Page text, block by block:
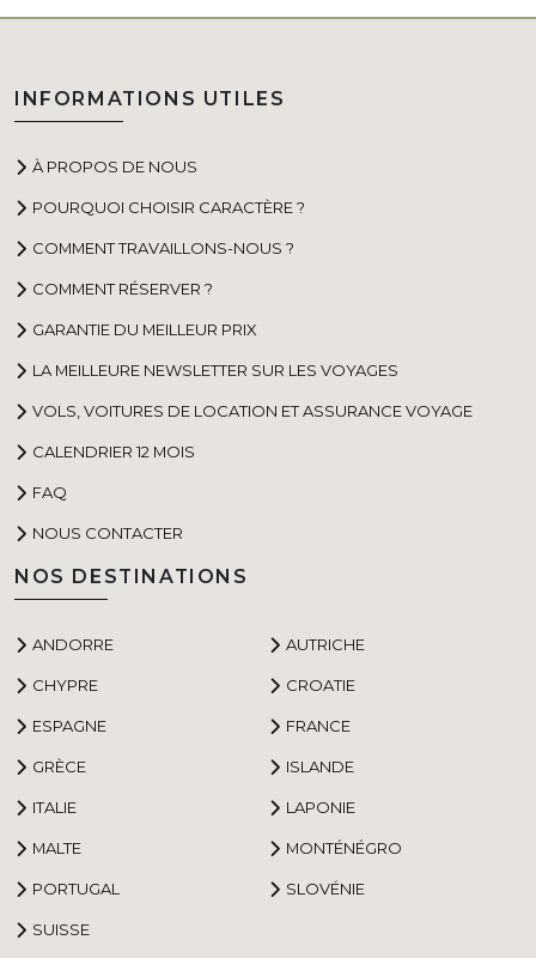
INFORMATIONS UTILES
À PROPOS DE NOUS
POURQUOI CHOISIR CARACTÈRE ?
COMMENT TRAVAILLONS-NOUS ?
COMMENT RÉSERVER ?
GARANTIE DU MEILLEUR PRIX
LA MEILLEURE NEWSLETTER SUR LES VOYAGES
VOLS, VOITURES DE LOCATION ET ASSURANCE VOYAGE
CALENDRIER 12 MOIS
FAQ
NOUS CONTACTER
NOS DESTINATIONS
ANDORRE AUTRICHE
CHYPRE CROATIE
ESPAGNE FRANCE
GRÈCE ISLANDE
ITALIE LAPONIE
MALTE MONTÉNÉGRO
PORTUGAL SLOVÉNIE
SUISSE